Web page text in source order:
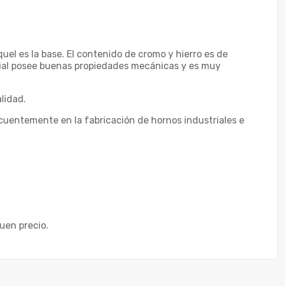
es la base. El contenido de cromo y hierro es de
posee buenas propiedades mecánicas y es muy
en la fabricación de hornos industriales e
precio.